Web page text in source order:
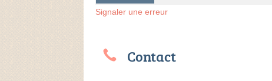
Signaler une erreur
Contact